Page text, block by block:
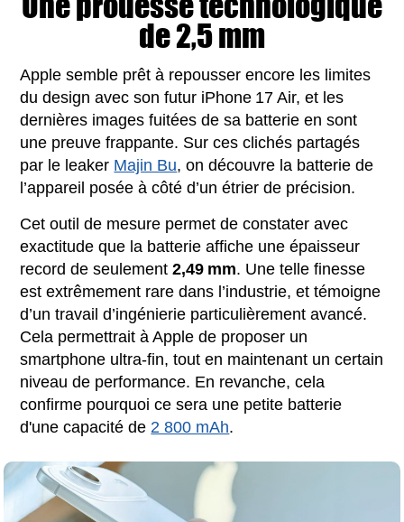
de 2,5 mm
Apple semble prêt à repousser encore les limites
du design avec son futur iPhone 17 Air, et les
dernières images fuitées de sa batterie en sont
une preuve frappante. Sur ces clichés partagés
par le leaker Majin Bu, on découvre la batterie de
l’appareil posée à côté d’un étrier de précision.
Cet outil de mesure permet de constater avec
exactitude que la batterie affiche une épaisseur
record de seulement2,49 mm. Une telle finesse
est extrêmement rare dans l’industrie, et témoigne
d’un travail d’ingénierie particulièrement avancé.
Cela permettrait à Apple de proposer un
smartphone ultra-fin, tout en maintenant un certain
niveau de performance. En revanche, cela
confirme pourquoi ce sera une petite batterie
d'une capacité de 2 800 mAh.